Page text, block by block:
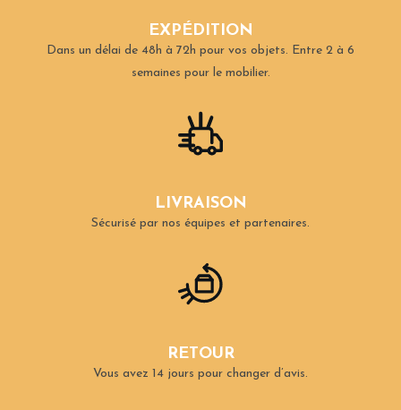
EXPÉDITION
Dans un délai de 48h à 72h pour vos objets. Entre 2 à 6
semaines pour le mobilier.
LIVRAISON
Sécurisé par nos équipes et partenaires.
RETOUR
Vous avez 14 jours pour changer d’avis.